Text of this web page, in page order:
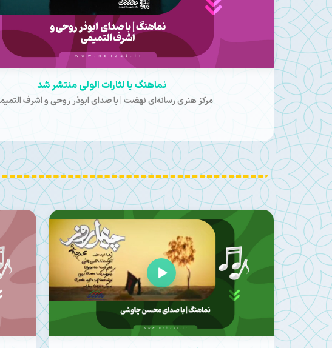
2026-
نماهنگ لبیک منتشر شد
سوره امید | با صدای مجال؛